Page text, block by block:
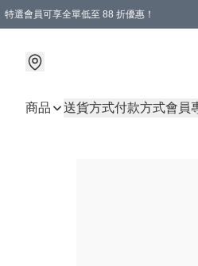
特選會員可享全單低至 88 折優惠！
商品 送貨方式付款方式會員